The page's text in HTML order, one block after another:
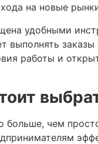
на новые
удобными
выполнять
работы и
больше, чем